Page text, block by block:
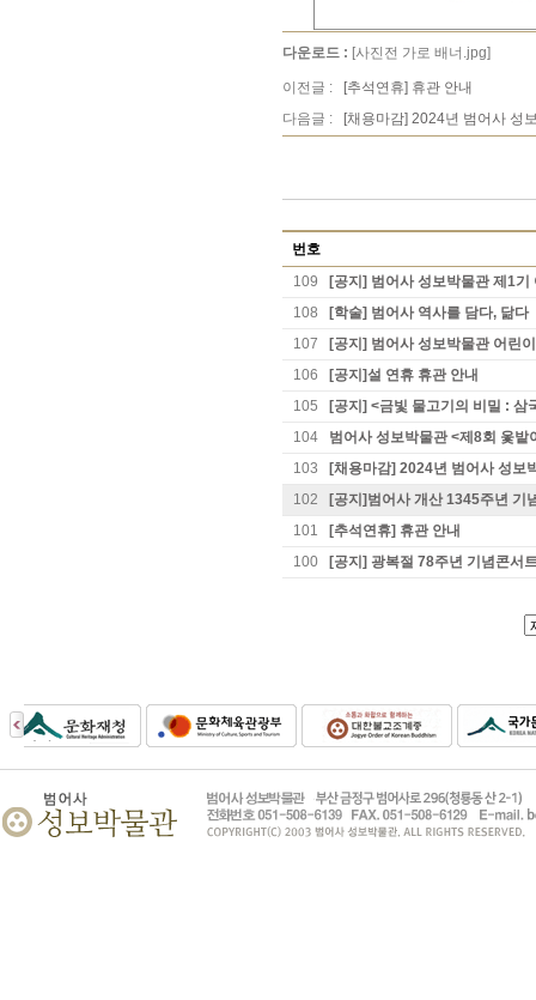
다운로드 : [사진전 가로 배너.jpg]
이전글 :
[추석연휴] 휴관 안내
다음글 :
[채용마감] 2024년 범어사 성
번호
109
[공지] 범어사 성보박물관 제1
108
[학술] 범어사 역사를 담다, 닮다
107
[공지] 범어사 성보박물관 어린
106
[공지]설 연휴 휴관 안내
105
[공지] <금빛 물고기의 비밀 : 삼
104
범어사 성보박물관 <제8회 옻밭
103
[채용마감] 2024년 범어사 성보
102
[공지]범어사 개산 1345주년 기
101
[추석연휴] 휴관 안내
100
[공지] 광복절 78주년 기념콘서